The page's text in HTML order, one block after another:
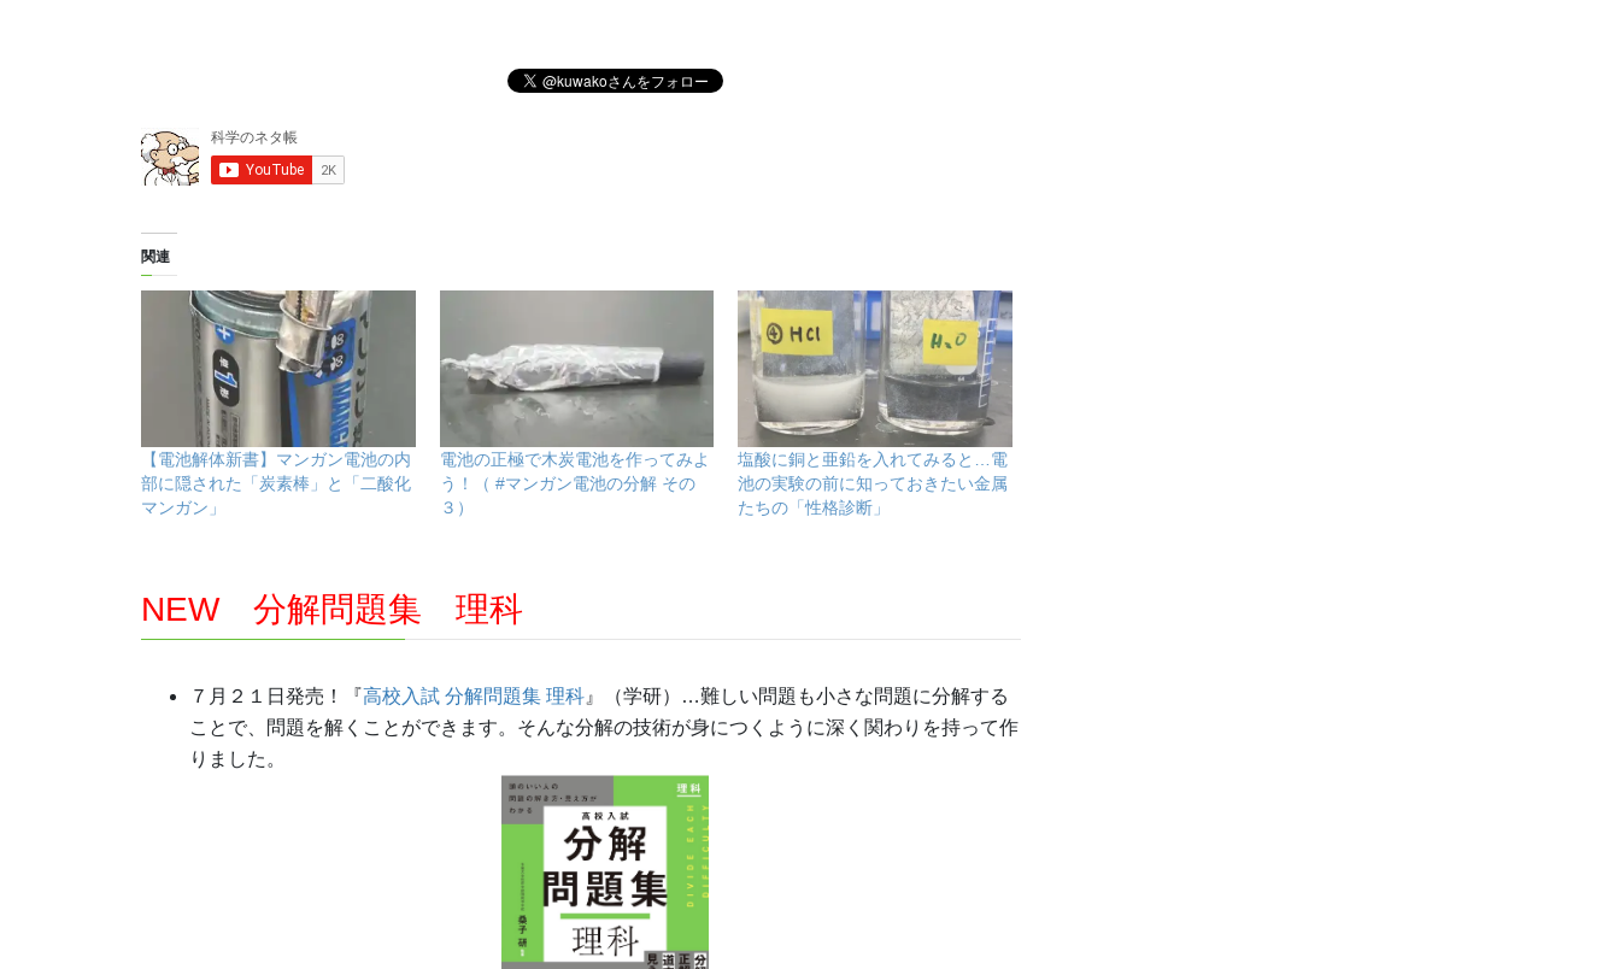
関連
【電池解体新書】マンガン電池の内
部に隠された「炭素棒」と「二酸化
マンガン」
電池の正極で木炭電池を作ってみよ
う！（ #マンガン電池の分解 その
３）
塩酸に銅と亜鉛を入れてみると…電
池の実験の前に知っておきたい金属
たちの「性格診断」
NEW 分解問題集 理科
７月２１日発売！『高校入試 分解問題集 理科 』（学研）…難しい問題も小さな問題に分解する
ことで、問題を解くことができます。そんな分解の技術が身につくように深く関わりを持って作
りました。